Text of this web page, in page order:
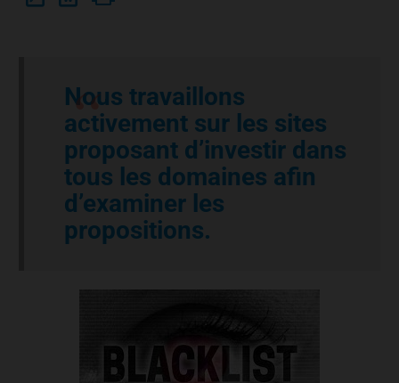
Nous travaillons
activement sur les sites
proposant d’investir dans
tous les domaines afin
d’examiner les
propositions.